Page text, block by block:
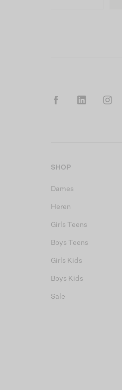
SHOP
Dames
Heren
Girls Teens
Boys Teens
Girls Kids
Boys Kids
Sale